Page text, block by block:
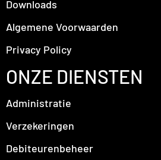
Downloads
Algemene Voorwaarden
Privacy Policy
ONZE DIENSTEN
Administratie
Verzekeringen
Debiteurenbeheer